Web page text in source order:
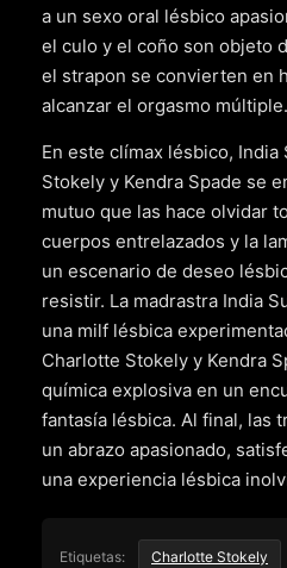
a un sexo oral lésbico
el culo y el coño son objeto
el strapon se convierten en
alcanzar el orgasmo múltiple.
En este clímax lésbico, India
Stokely y Kendra Spade se
mutuo que las hace olvidar
cuerpos entrelazados y la
un escenario de deseo
resistir. La madrastra India
una milf lésbica
Charlotte Stokely y Kendra
química explosiva en un
fantasía lésbica. Al final, las
un abrazo apasionado,
una experiencia lésbica
Etiquetas: Charlotte Stokely